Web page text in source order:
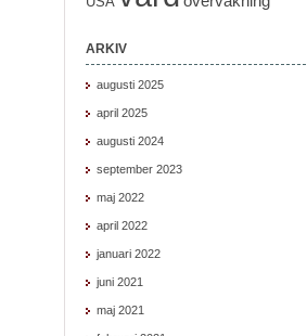
ARKIV
augusti 2025
april 2025
augusti 2024
september 2023
maj 2022
april 2022
januari 2022
juni 2021
maj 2021